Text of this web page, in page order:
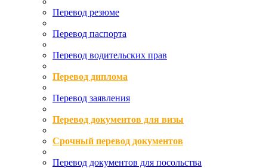
Перевод резюме
Перевод паспорта
Перевод водительских прав
Перевод диплома
Перевод заявления
Перевод документов для визы
Срочный перевод документов
Перевод документов для посольства